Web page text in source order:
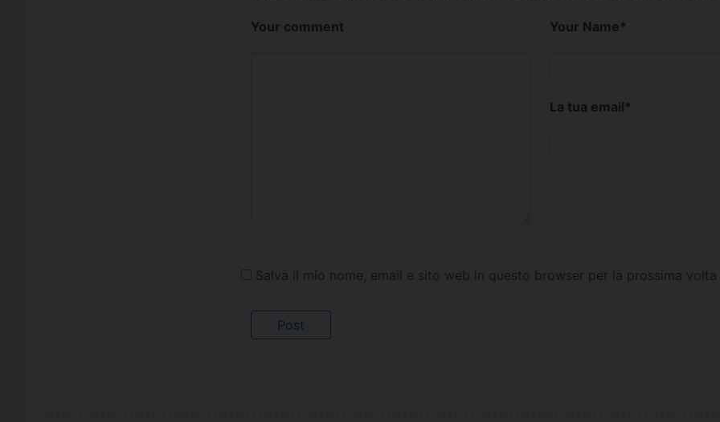
Your comment Your Name*
La tua email*
Salva il mio nome, email e sito web in questo browser per la prossima